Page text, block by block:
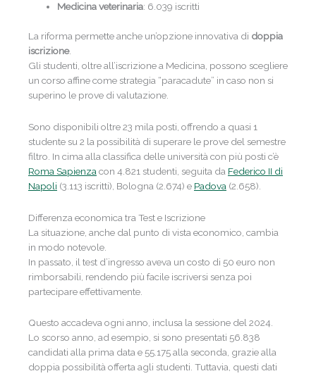
Medicina veterinaria: 6.039 iscritti
La riforma permette anche un’opzione innovativa di doppia
iscrizione.
Gli studenti, oltre all’iscrizione a Medicina, possono scegliere
un corso affine come strategia “paracadute” in caso non si
superino le prove di valutazione.
Sono disponibili oltre 23 mila posti, offrendo a quasi 1
studente su 2 la possibilità di superare le prove del semestre
filtro. In cima alla classifica delle università con più posti c’è
Roma Sapienza con 4.821 studenti, seguita da Federico II di
Napoli (3.113 iscritti), Bologna (2.674) e Padova (2.658).
Differenza economica tra Test e Iscrizione
La situazione, anche dal punto di vista economico, cambia
in modo notevole.
In passato, il test d’ingresso aveva un costo di 50 euro non
rimborsabili, rendendo più facile iscriversi senza poi
partecipare effettivamente.
Questo accadeva ogni anno, inclusa la sessione del 2024.
Lo scorso anno, ad esempio, si sono presentati 56.838
candidati alla prima data e 55.175 alla seconda, grazie alla
doppia possibilità offerta agli studenti. Tuttavia, questi dati